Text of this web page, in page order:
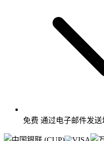
免费 通过电子邮件发